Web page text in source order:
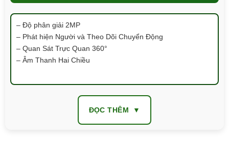
– Độ phân giải 2MP
– Phát hiện Người và Theo Dõi Chuyển Động
– Quan Sát Trực Quan 360°
– Âm Thanh Hai Chiều
ĐỌC THÊM